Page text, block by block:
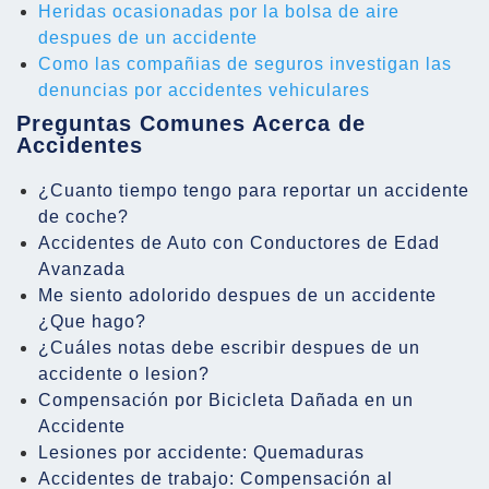
Heridas ocasionadas por la bolsa de aire
despues de un accidente
Como las compañias de seguros investigan las
denuncias por accidentes vehiculares
Preguntas Comunes Acerca de
Accidentes
¿Cuanto tiempo tengo para reportar un accidente
de coche?
Accidentes de Auto con Conductores de Edad
Avanzada
Me siento adolorido despues de un accidente
¿Que hago?
¿Cuáles notas debe escribir despues de un
accidente o lesion?
Compensación por Bicicleta Dañada en un
Accidente
Lesiones por accidente: Quemaduras
Accidentes de trabajo: Compensación al